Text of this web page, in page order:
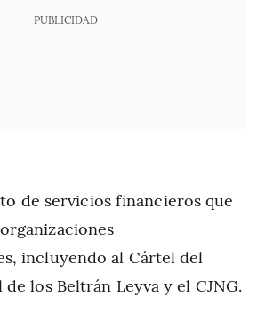
PUBLICIDAD
de servicios financieros que
incluyendo al Cártel del
los Beltrán Leyva y el CJNG.